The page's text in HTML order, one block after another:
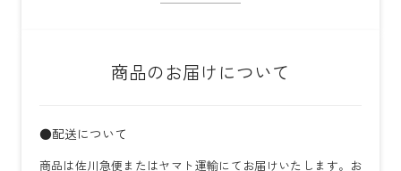
商品のお届けについて
●配送について
商品は佐川急便またはヤマト運輸にてお届けいたします。お